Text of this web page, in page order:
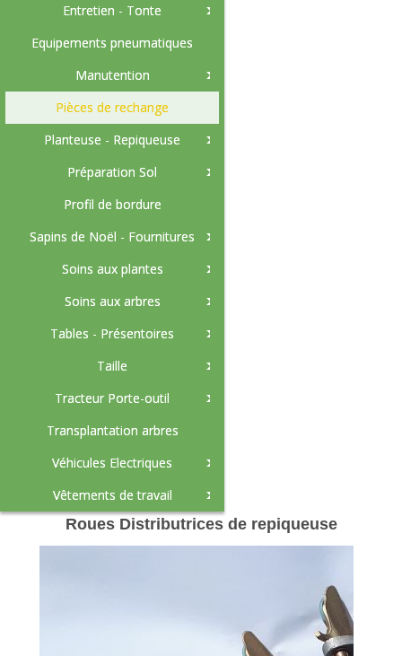
Entretien - Tonte
Equipements pneumatiques
Manutention
Pièces de rechange
Planteuse - Repiqueuse
Préparation Sol
Amendement
Profil de bordure
Sapins de Noël - Fournitures
Soins aux plantes
Soins aux arbres
Tables - Présentoires
Taille
Tracteur Porte-outil
Transplantation arbres
Véhicules Electriques
Vêtements de travail
Roues Distributrices de repiqueuse